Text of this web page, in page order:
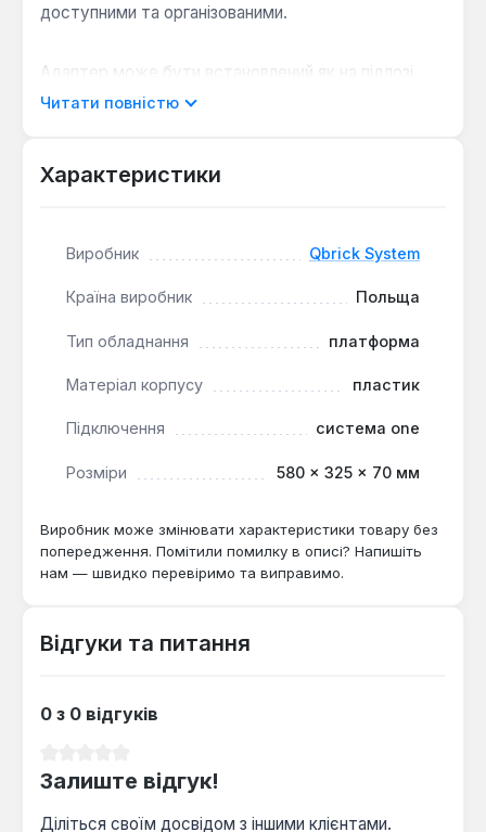
доступними та організованими.
Адаптер може бути встановлений як на підлозі,
так і на стіні в майстерні, автомобілі або гаражі,
платформа оснащена чотирма сталевими
модулів. Конструкція адаптера виконана з
конектори, що гарантують довговічність та
Універсальна сумісність:
Дозволяє
TWO та PRO, створюючи єдину систему
Гнучкість монтажу: Можливість
12 кг) розширює варіанти організації робочого
простору.
та безпечне транспортування
матеріалів гарантує довговічність та стійкість
Цей мультиадаптер є оптимальним вибором для
Читати повністю
Характеристики
Виробник Qbrick System
Країна виробник Польща
Тип обладнання платформа
Матеріал корпусу пластик
Підключення система one
Розміри 580 × 325 × 70 мм
Виробник може змінювати характеристики товару без
попередження. Помітили помилку в описі? Напишіть
нам — швидко перевіримо та виправимо.
Відгуки та питання
0 з 0 відгуків
Залиште відгук!
Діліться своїм досвідом з іншими клієнтами.